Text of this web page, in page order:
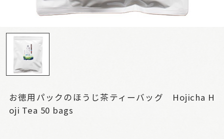
お徳用パックのほうじ茶ティーバッグ Hojicha H
oji Tea 50 bags